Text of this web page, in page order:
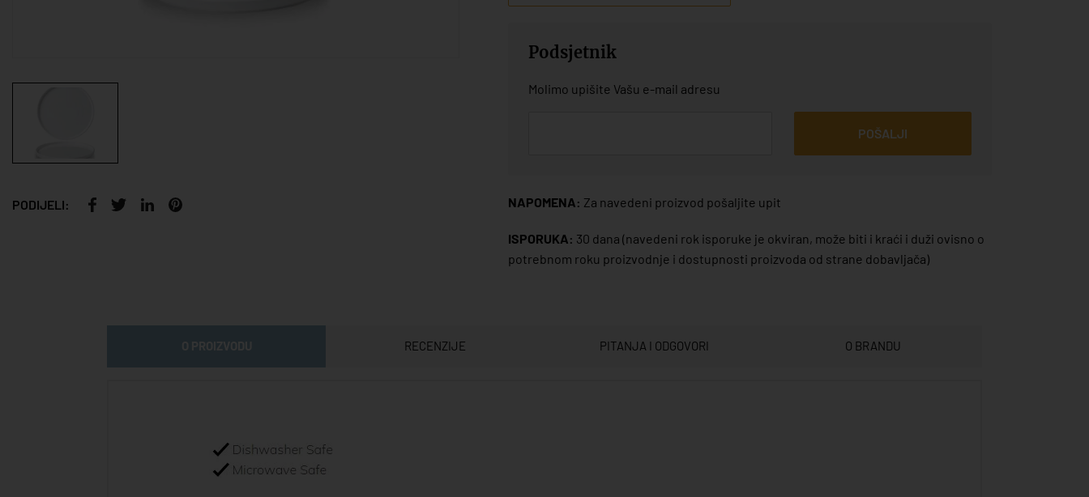
PODIJELI:
Podsjetnik
Molimo upišite Vašu e-mail adresu
POŠALJI
NAPOMENA: Za navedeni proizvod pošaljite upit
ISPORUKA: 30 dana (navedeni rok isporuke je okviran, može biti i kraći i duži ovisno o
potrebnom roku proizvodnje i dostupnosti proizvoda od strane dobavljača)
RECENZIJE PITANJA I ODGOVORI O BRANDU